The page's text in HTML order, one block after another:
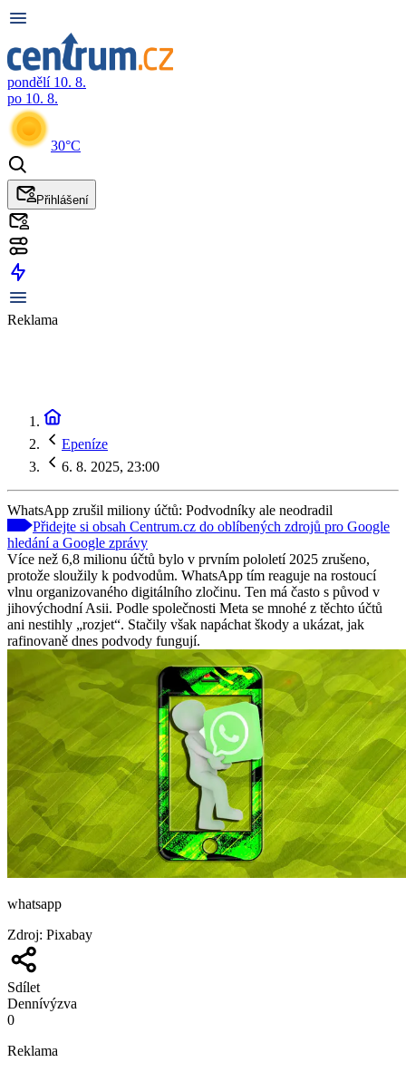
pondělí 10. 8.
po 10. 8.
30°C
Přihlášení
Reklama
Epeníze
6. 8. 2025, 23:00
WhatsApp zrušil miliony účtů: Podvodníky ale neodradil
Přidejte si obsah Centrum.cz do oblíbených zdrojů pro Google
hledání a Google zprávy
Více než 6,8 milionu účtů bylo v prvním pololetí 2025 zrušeno,
protože sloužily k podvodům. WhatsApp tím reaguje na rostoucí
vlnu organizovaného digitálního zločinu. Ten má často s původ v
jihovýchodní Asii. Podle společnosti Meta se mnohé z těchto účtů
ani nestihly „rozjet“. Stačily však napáchat škody a ukázat, jak
rafinovaně dnes podvody fungují.
whatsapp
Zdroj: Pixabay
Sdílet
Dennívýzva
0
Reklama